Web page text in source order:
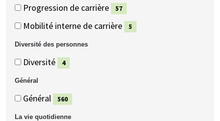
entretiens
d'embauche
entretiens
d'embauche
Développement
de
Développement
de
Progression de carrière
(57
57
Mobilité interne de carrière
(5
5
Diversité des personnes
Diversité
des
Diversité
des
Diversité
(4
4
Général
Général
Général
Général
(560
560
La vie quotidienne